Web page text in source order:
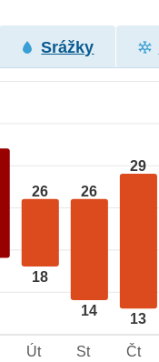
Srážky
26
18
26
14
29
13
Út St Čt